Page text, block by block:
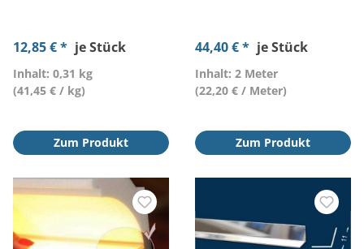
12,85 € * je Stück
Inhalt: 0,31 kg
(41,45 € / kg)
Zum Produkt
44,40 € * je Stück
Inhalt: 2 Meter
(22,20 € / Meter)
Zum Produkt